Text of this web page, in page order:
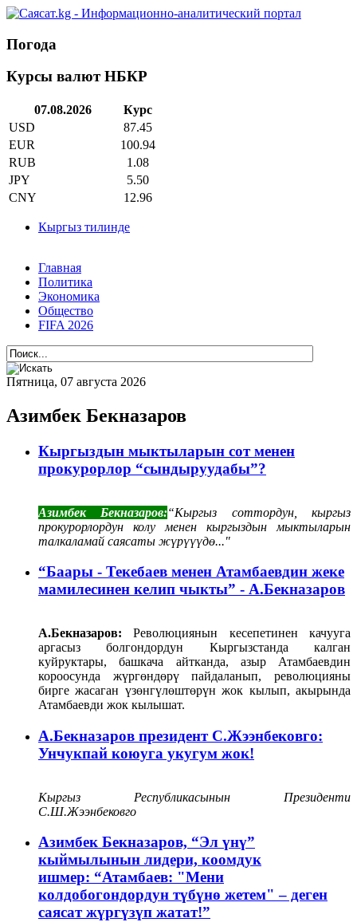
Погода
Курсы валют НБКР
07.08.2026
Курс
USD
87.45
EUR
100.94
RUB
1.08
JPY
5.50
CNY
12.96
Кыргыз тилинде
Главная
Политика
Экономика
Общество
FIFA 2026
Пятница, 07 августа 2026
Азимбек Бекназаров
Кыргыздын мыктыларын сот менен
прокурорлор “сындыруудабы”?
Азимбек Бекназаров:“Кыргыз соттордун, кыргыз
прокурорлордун колу менен кыргыздын мыктыларын
талкаламай саясаты жүрүүүдө..."
“Баары - Текебаев менен Атамбаевдин жеке
мамилесинен келип чыкты” - А.Бекназаров
А.Бекназаров:Революциянын кесепетинен качууга
аргасыз болгондордун Кыргызстанда калган
куйруктары, башкача айтканда, азыр Атамбаевдин
короосунда жүргөндөрү пайдаланып, революцияны
бирге жасаган үзөнгүлөштөрүн жок кылып, акырында
Атамбаевди жок кылышат.
А.Бекназаров президент С.Жээнбековго:
Унчукпай коюуга укугум жок!
Кыргыз Республикасынын Президенти
С.Ш.Жээнбековго
Азимбек Бекназаров, “Эл үнү”
кыймылынын лидери, коомдук
ишмер: “Атамбаев: "Мени
колдобогондордун түбүнө жетем" – деген
саясат жүргүзүп жатат!”